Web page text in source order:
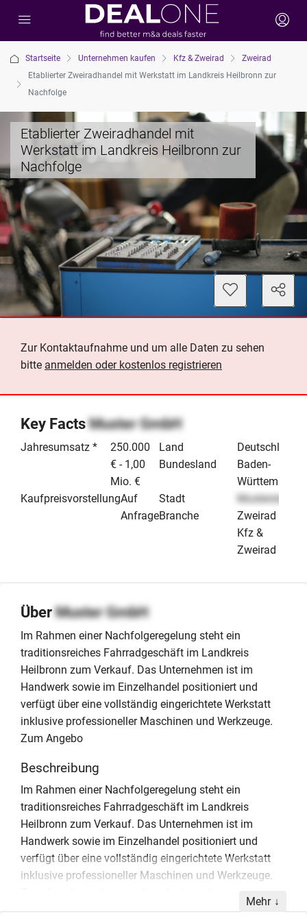
Startseite Unternehmen kaufen Kfz & Zweirad
Zweirad
Etablierter Zweiradhandel mit Werkstatt im Landkreis Heilbronn zur
Nachfolge
Etablierter Zweiradhandel mit
Werkstatt im Landkreis Heilbronn zur
Nachfolge
Zur Kontaktaufnahme und um alle Daten zu sehen
bitte anmelden oder kostenlos registrieren
Key FactsMuster GmbH
Jahresumsatz *
250.000
€ - 1,00
Mio. €
KaufpreisvorstellungAuf
Anfrage
Land
Deutschland
Bundesland
Baden-
Württemberg
Stadt
Musterstadt
Branche
Zweirad
Kfz &
Zweirad
ÜberMuster GmbH
Im Rahmen einer Nachfolgeregelung steht ein
traditionsreiches Fahrradgeschäft im Landkreis
Heilbronn zum Verkauf. Das Unternehmen ist im
Handwerk sowie im Einzelhandel positioniert und
verfügt über eine vollständig eingerichtete Werkstatt
inklusive professioneller Maschinen und Werkzeuge.
Zum Angebo
Beschreibung
Im Rahmen einer Nachfolgeregelung steht ein
traditionsreiches Fahrradgeschäft im Landkreis
Heilbronn zum Verkauf. Das Unternehmen ist im
Handwerk sowie im Einzelhandel positioniert und
verfügt über eine vollständig eingerichtete Werkstatt
inklusive professioneller Maschinen und Werkzeuge.
Ladenausstattung und dem Kassen- sowie
Mehr